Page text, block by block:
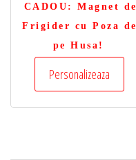
CADOU : Magnet de
Frigider cu Poza de
pe Husa!
Personalizeaza